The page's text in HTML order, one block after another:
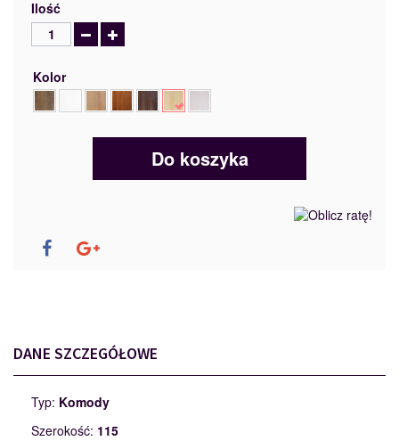
Ilość
Do koszyka
DANE SZCZEGÓŁOWE
Typ: Komody
Szerokość: 115